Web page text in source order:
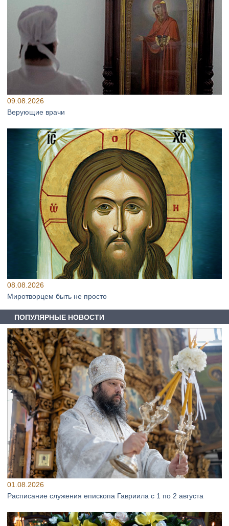
09.08.2026
Верующие врачи
08.08.2026
Миротворцем быть не просто
ПОПУЛЯРНЫЕ НОВОСТИ
01.08.2026
Расписание служения епископа Гавриила с 1 по 2 августа